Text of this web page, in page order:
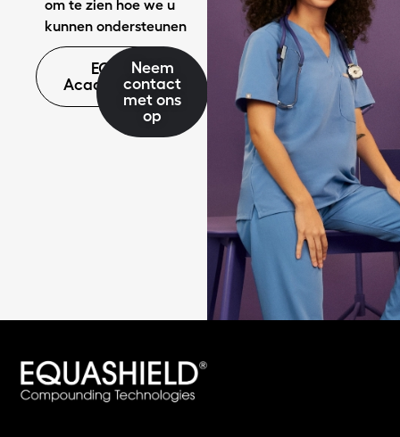
om te zien hoe we u
kunnen ondersteunen
EQ
Academie
Neem
contact
met ons
op